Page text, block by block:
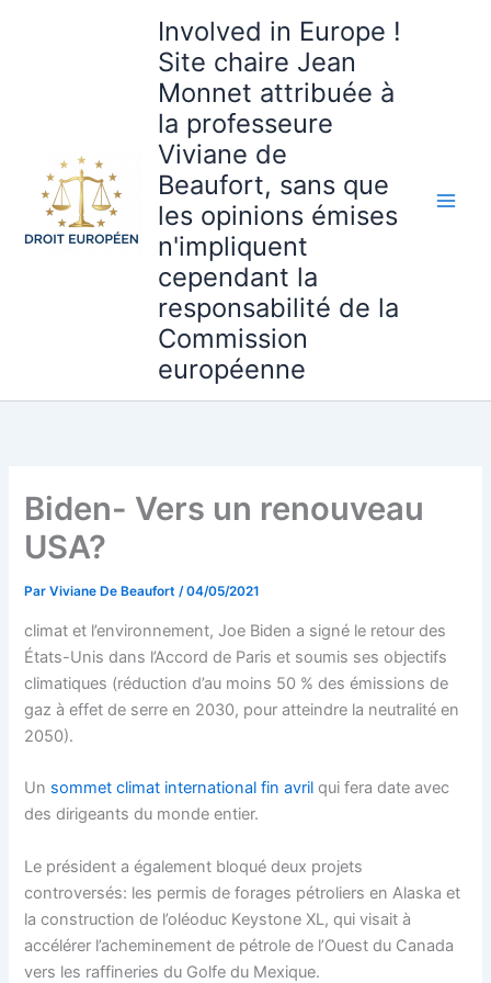
Involved in Europe !
Site chaire Jean
Monnet attribuée à
la professeure
Viviane de
Beaufort, sans que
les opinions émises
n'impliquent
cependant la
responsabilité de la
Commission
européenne
Biden- Vers un renouveau
USA?
ParViviane De Beaufort/04/05/2021
climat et l’environnement, Joe Biden a signé le retour des
États-Unis dans l’Accord de Paris et soumis ses objectifs
climatiques (réduction d’au moins 50 % des émissions de
gaz à effet de serre en 2030, pour atteindre la neutralité en
2050).
Un sommet climat international fin avril qui fera date avec
des dirigeants du monde entier.
Le président a également bloqué deux projets
controversés: les permis de forages pétroliers en Alaska et
la construction de l’oléoduc Keystone XL, qui visait à
accélérer l’acheminement de pétrole de l’Ouest du Canada
vers les raffineries du Golfe du Mexique.